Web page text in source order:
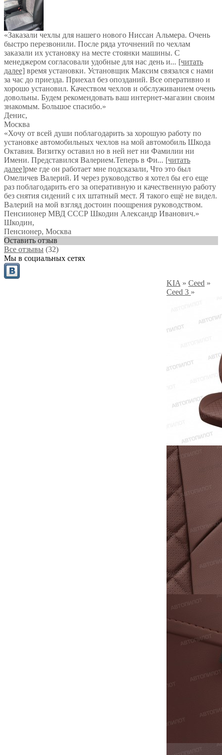
«Заказали чехлы для нашего нового Ниссан Альмера. Очень
быстро перезвонили. После ряда уточнений по чехлам
заказали их установку на месте стоянки машины. С
менеджером согласовали удобные для нас день и... [читать
далее] время установки. Установщик Максим связался с нами
за час до приезда. Приехал без опозданий. Все оперативно и
хорошо установил. Качеством чехлов и обслуживанием очень
довольны. Будем рекомендовать ваш интернет-магазин своим
знакомым. Большое спасибо.»
Денис,
Москва
«Хочу от всей души поблагодарить за хорошую работу по
установке автомобильных чехлов на мой автомобиль Шкода
Октавия. Визитку оставил но в ней нет ни Фамилии ни
Имени. Представился Валерием.Теперь в Фи... [читать
далее]рме где он работает мне подсказали, Что это был
Омеличев Валерий. И через руководство я хотел бы его еще
раз поблагодарить его за оперативную и качественную работу
без снятия сидений с их штатный мест. Я такого ещё не видел.
Валерий на мой взгляд достоин поощрения руководством.
Пенсиионер МВД СССР Шкодин Александр Иванович.»
Шкодин,
Пенсионер, Москва
Оставить отзыв
Все отзывы (32)
Мы в социальных сетях
KIA » Ceed »
Ceed 3 »